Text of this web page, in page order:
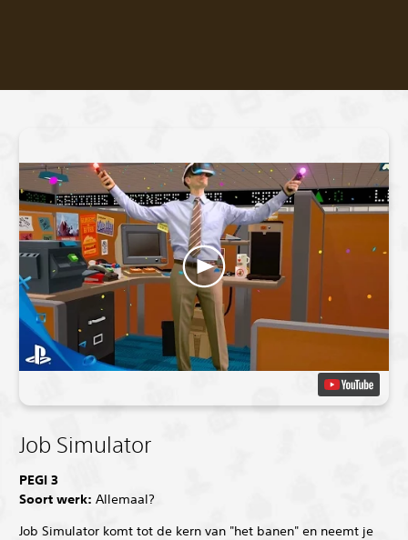
Job Simulator
PEGI 3
Soort werk: Allemaal?
Job Simulator komt tot de kern van "het banen" en neemt je